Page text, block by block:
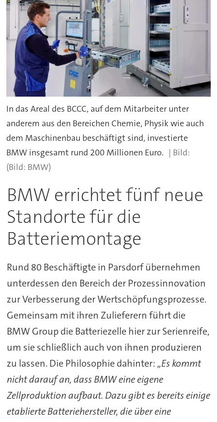
In das Areal des BCCC, auf dem Mitarbeiter unter
anderem aus den Bereichen Chemie, Physik wie auch
dem Maschinenbau beschäftigt sind, investierte
BMW insgesamt rund 200 Millionen Euro.
(Bild: BMW)
BMW errichtet fünf neue
Standorte für die
Batteriemontage
Rund 80 Beschäftigte in Parsdorf übernehmen
unterdessen den Bereich der Prozessinnovation
zur Verbesserung der Wertschöpfungsprozesse.
Gemeinsam mit ihren Zulieferern führt die
BMW Group die Batteriezelle hier zur Serienreife,
um sie schließlich auch von ihnen produzieren
zu lassen. Die Philosophie dahinter: „Es kommt
nicht darauf an, dass BMW eine eigene
Zellproduktion aufbaut. Dazu gibt es bereits einige
etablierte Batteriehersteller, die über eine